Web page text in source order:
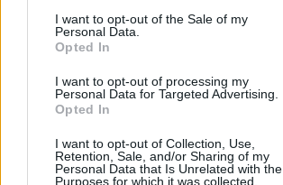
consent section.
I want to opt-out of the Sale of my
Personal Data.
Opted In
I want to opt-out of processing my
Personal Data for Targeted Advertising.
Opted In
I want to opt-out of Collection, Use,
Retention, Sale, and/or Sharing of my
Personal Data that Is Unrelated with the
Purposes for which it was collected.